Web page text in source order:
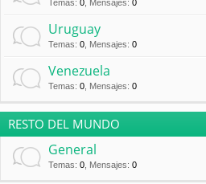
Temas: 0 Mensajes: 0
Uruguay
Temas: 0 Mensajes: 0
Venezuela
Temas: 0 Mensajes: 0
RESTO DEL MUNDO
General
Temas: 0 Mensajes: 0